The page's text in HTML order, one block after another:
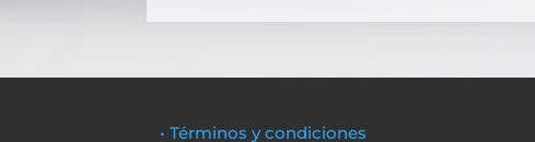
• Términos y condiciones